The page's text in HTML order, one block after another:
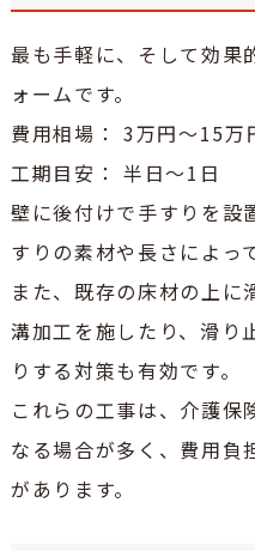
最も手軽に、そして効果
ォームです。
費用相場： 3万円～15万
工期目安： 半日～1日
壁に後付けで手すりを設
すりの素材や長さによっ
また、既存の床材の上に
溝加工を施したり、滑り
りする対策も有効です。
これらの工事は、介護保
なる場合が多く、費用負
があります。